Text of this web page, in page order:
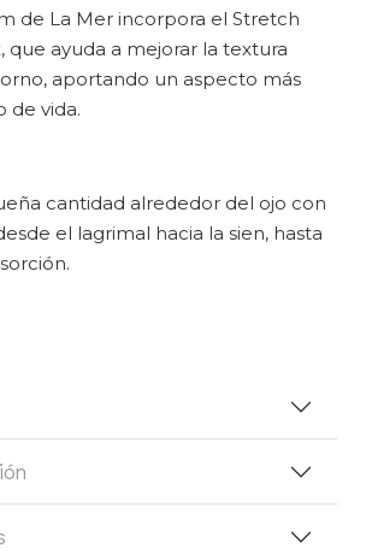
de La Mer incorpora el Stretch
que ayuda a mejorar la textura
aportando un aspecto más
de vida.
cantidad alrededor del ojo con
el lagrimal hacia la sien, hasta